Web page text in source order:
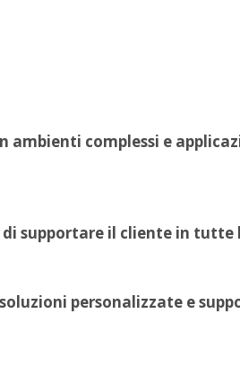
complessi e
supportare il cliente in tutte
personalizzate e